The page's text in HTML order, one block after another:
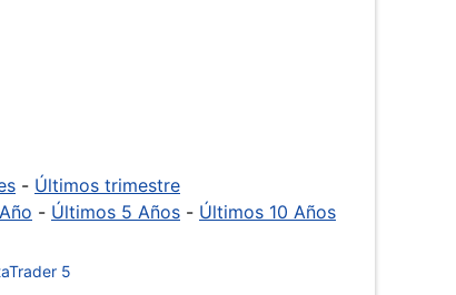
- Últimos trimestre
- Últimos 5 Años - Últimos 10 Años
5